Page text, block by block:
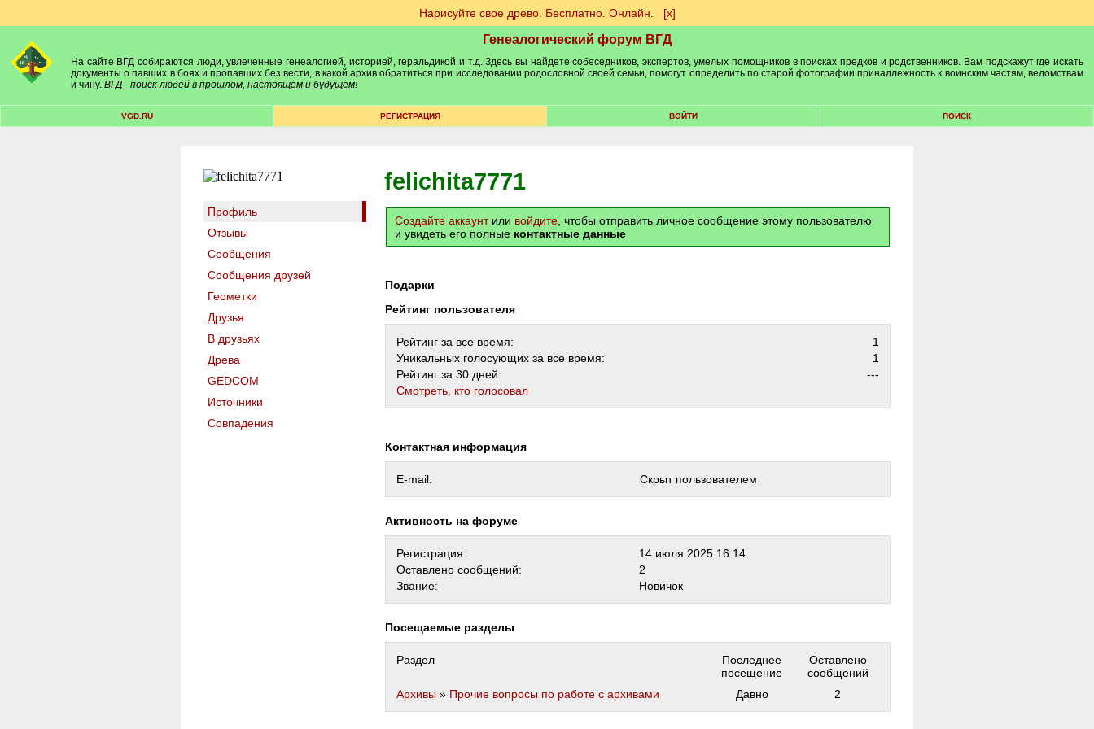
Нарисуйте свое древо. Бесплатно. Онлайн. [х]
Генеалогический форум ВГД
На сайте ВГД собираются люди, увлеченные генеалогией, историей, геральдикой и т.д. Здесь вы найдете собеседников, экспертов, умелых помощников в поисках предков и родственников. Вам подскажут где искать
документы о павших в боях и пропавших без вести, в какой архив обратиться при исследовании родословной своей семьи, помогут определить по старой фотографии принадлежность к воинским частям, ведомствам
и чину. ВГД - поиск людей в прошлом, настоящем и будущем!
VGD.RU РЕГИСТРАЦИЯ ВОЙТИ ПОИСК
Профиль
Отзывы
Сообщения
Сообщения друзей
Геометки
Друзья
В друзьях
Древа
GEDCOM
Источники
Совпадения
felichita7771
Создайте аккаунтили войдите , чтобы отправить личное сообщение этому пользователю
и увидеть его полные контактные данные
Подарки
Рейтинг пользователя
Рейтинг за все время:
1
Уникальных голосующих за все время:
1
Рейтинг за 30 дней:
---
Cмотреть, кто голосовал
Контактная информация
E-mail: Скрыт пользователем
Активность на форуме
Регистрация:
14 июля 2025 16:14
Оставлено сообщений:
2
Звание:
Новичок
Посещаемые разделы
Раздел
Последнее
посещение
Оставлено
сообщений
Архивы » Прочие вопросы по работе с архивами Давно 2